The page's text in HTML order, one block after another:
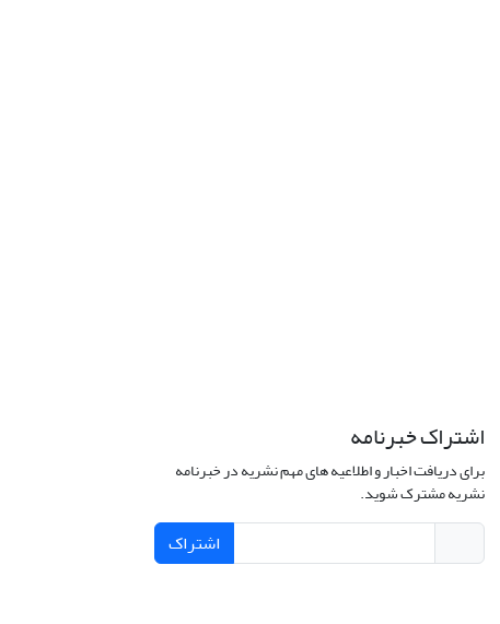
اشتراک خبرنامه
برای دریافت اخبار و اطلاعیه های مهم نشریه در خبرنامه
نشریه مشترک شوید.
اشتراک